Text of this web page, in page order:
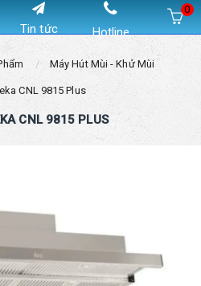
Tin tức Hotline
0
Máy Hút Mùi - Khử Mùi
CNL 9815 Plus
CNL 9815 PLUS